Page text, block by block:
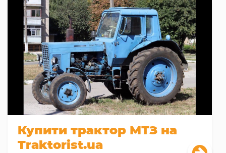
Купити трактор МТЗ на
Traktorist.ua